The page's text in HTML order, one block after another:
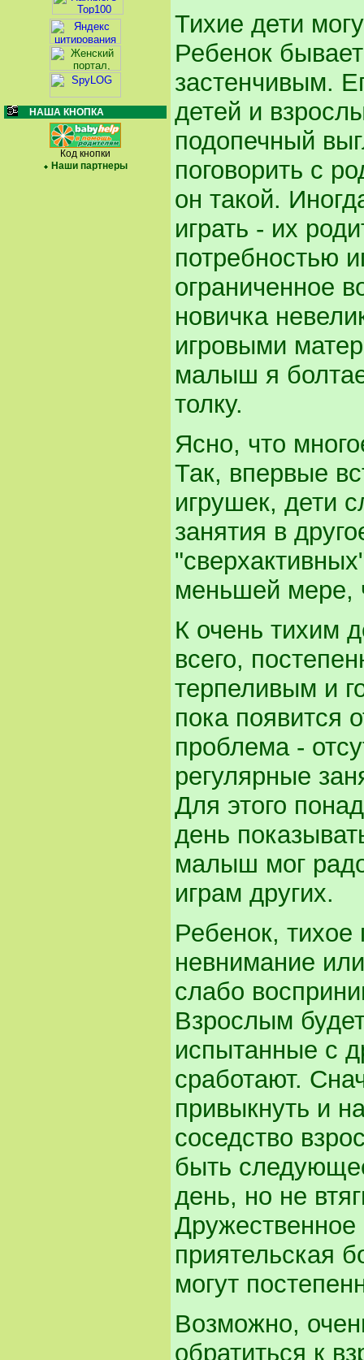
НАША КНОПКА
Код кнопки
Наши партнеры
Тихие дети
Ребенок
застенчивым.
детей и
подопечный
поговорить с
он такой.
играть - их
потребностью
ограниченное
новичка
игровыми
малыш я
толку.
Ясно, что
Так, впервые
игрушек, дети
занятия в
меньшей мере,
К очень тихим
всего,
терпеливым и
пока появится
проблема -
регулярные
Для этого
день
малыш мог
играм других.
Ребенок, тихое
невнимание
слабо
Взрослым
испытанные с
сработают.
привыкнуть и
соседство
быть
день, но не
Дружественное
приятельская
могут
Возможно,
обратиться к